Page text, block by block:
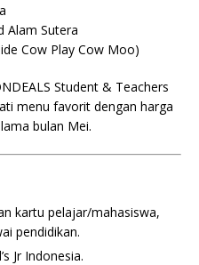
Alam Sutera
Cow Play Cow Moo)
Student & Teachers
menu favorit dengan harga
bulan Mei.
kartu pelajar/mahasiswa,
pendidikan.
Jr Indonesia.